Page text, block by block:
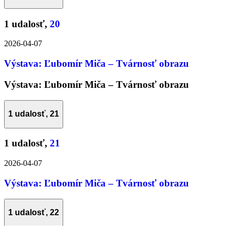
1 udalosť, 20
2026-04-07
Výstava: Ľubomír Miča – Tvárnosť obrazu
Výstava: Ľubomír Miča – Tvárnosť obrazu
1 udalosť, 21
1 udalosť, 21
2026-04-07
Výstava: Ľubomír Miča – Tvárnosť obrazu
1 udalosť, 22